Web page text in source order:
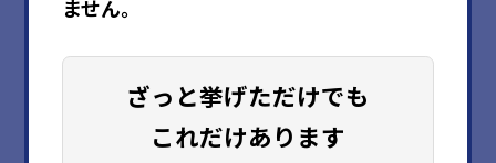
ません。
ざっと挙げただけでも
これだけあります